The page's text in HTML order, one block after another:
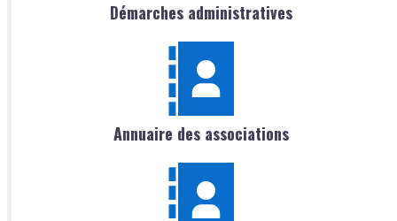
Démarches administratives
Annuaire des associations